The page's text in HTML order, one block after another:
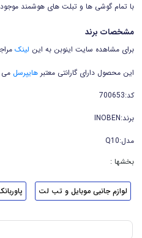
با تمام گوشی ها و تبلت های هوشمند موجود
مشخصات برند
برای مشاهده سایت اینوبن به این لینک
این محصول دارای گارانتی معتبر هایپرسل می
کد:700653
برند:INOBEN
مدل:Q10
بخشها :
لوازم جانبی موبایل و تب لت